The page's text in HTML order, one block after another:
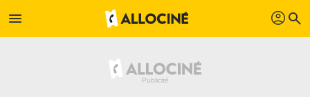
menu profil search